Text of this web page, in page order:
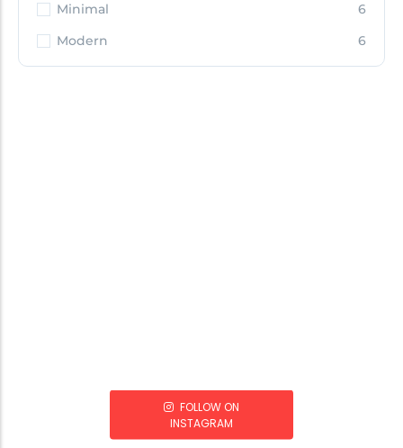
Minimal
6
Modern
6
FOLLOW ON
INSTAGRAM